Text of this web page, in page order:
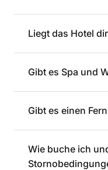
Liegt das Hotel
Gibt es Spa und
Gibt es einen
Wie buche ich